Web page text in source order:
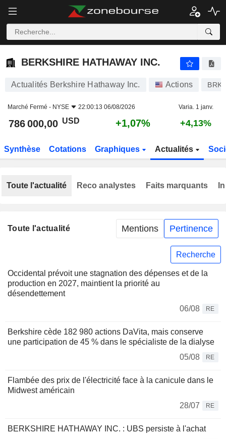
BERKSHIRE HATHAWAY INC.
Actualités Berkshire Hathaway Inc. Actions
Marché Fermé - NYSE 22:00:13 06/08/2026 Varia. 1 janv.
786 000,00 USD +1,07% +4,13%
Synthèse Cotations Graphiques Actualités
Toute l'actualité Mentions Pertinence
Recherche
Occidental prévoit une stagnation des dépenses et de la
production en 2027, maintient la priorité au
désendettement
06/08
RE
Berkshire cède 182 980 actions DaVita, mais conserve
une participation de 45 % dans le spécialiste de la dialyse
05/08
RE
Flambée des prix de l'électricité face à la canicule dans le
Midwest américain
28/07
RE
BERKSHIRE HATHAWAY INC. : UBS persiste à l'achat
Toute l'actualité Reco analystes Faits marquants